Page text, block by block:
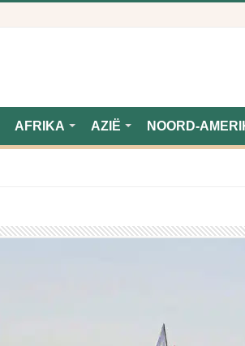
AFRIKA AZIË NOORD-